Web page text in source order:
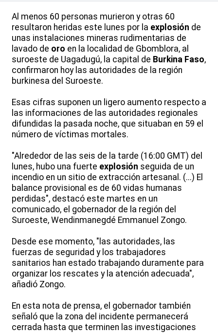
Al menos 60 personas murieron y otras 60
resultaron heridas este lunes por la explosión de
unas instalaciones mineras rudimentarias de
lavado de oro en la localidad de Gbomblora, al
suroeste de Uagadugú, la capital de Burkina Faso,
confirmaron hoy las autoridades de la región
burkinesa del Suroeste.
Esas cifras suponen un ligero aumento respecto a
las informaciones de las autoridades regionales
difundidas la pasada noche, que situaban en 59 el
número de víctimas mortales.
"Alrededor de las seis de la tarde (16:00 GMT) del
lunes, hubo una fuerte explosión seguida de un
incendio en un sitio de extracción artesanal. (...) El
balance provisional es de 60 vidas humanas
perdidas", destacó este martes en un
comunicado, el gobernador de la región del
Suroeste, Wendinmanegdé Emmanuel Zongo.
Desde ese momento, "las autoridades, las
fuerzas de seguridad y los trabajadores
sanitarios han estado trabajando duramente para
organizar los rescates y la atención adecuada",
añadió Zongo.
En esta nota de prensa, el gobernador también
señaló que la zona del incidente permanecerá
cerrada hasta que terminen las investigaciones